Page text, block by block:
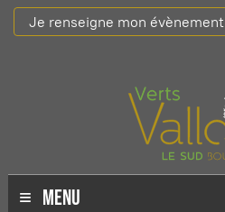
Je renseigne mon évènement
MENU